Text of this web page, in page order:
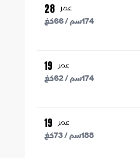
عمر 28
174سم /66كغ
عمر 19
174سم /62كغ
عمر 19
188سم /73كغ